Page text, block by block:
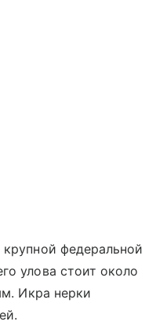
федеральной
улова стоит около
Икра нерки